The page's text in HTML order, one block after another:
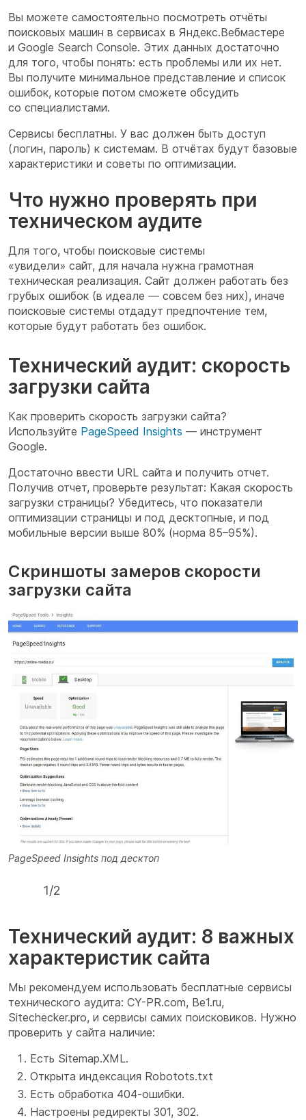
Вы можете самостоятельно посмотреть отчёты
поисковых машин в сервисах в Яндекс.Вебмастере
и Google Search Console. Этих данных достаточно
для того, чтобы понять: есть проблемы или их нет.
Вы получите минимальное представление и список
ошибок, которые потом сможете обсудить
со специалистами.
Сервисы бесплатны. У вас должен быть доступ
(логин, пароль) к системам. В отчётах будут базовые
характеристики и советы по оптимизации.
Что нужно проверять при
техническом аудите
Для того, чтобы поисковые системы
«увидели» сайт, для начала нужна грамотная
техническая реализация. Сайт должен работать без
грубых ошибок (в идеале — совсем без них), иначе
поисковые системы отдадут предпочтение тем,
которые будут работать без ошибок.
Технический аудит: скорость
загрузки сайта
Как проверить скорость загрузки сайта?
Используйте PageSpeed Insights — инструмент
Google.
Достаточно ввести URL сайта и получить отчет.
Получив отчет, проверьте результат: Какая скорость
загрузки страницы? Убедитесь, что показатели
оптимизации страницы и под десктопные, и под
мобильные версии выше 80% (норма 85–95%).
Скриншоты замеров скорости
загрузки сайта
PageSpeed Insights под десктоп
1/2
Технический аудит: 8 важных
характеристик сайта
Мы рекомендуем использовать бесплатные сервисы
технического аудита: CY-PR.com, Be1.ru,
Sitechecker.pro, и сервисы самих поисковиков. Нужно
проверить у сайта наличие:
Есть Sitemap.XML.
Открыта индексация Robotots.txt
Есть обработка 404-ошибки.
Настроены редиректы 301, 302.